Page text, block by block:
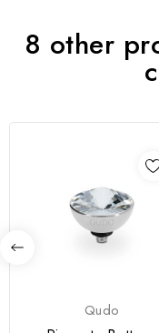
8 other
Qudo